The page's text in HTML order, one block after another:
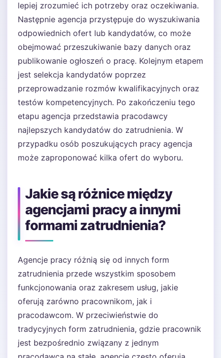
lepiej zrozumieć ich potrzeby oraz oczekiwania.
Następnie agencja przystępuje do wyszukiwania
odpowiednich ofert lub kandydatów, co może
obejmować przeszukiwanie bazy danych oraz
publikowanie ogłoszeń o pracę. Kolejnym etapem
jest selekcja kandydatów poprzez
przeprowadzanie rozmów kwalifikacyjnych oraz
testów kompetencyjnych. Po zakończeniu tego
etapu agencja przedstawia pracodawcy
najlepszych kandydatów do zatrudnienia. W
przypadku osób poszukujących pracy agencja
może zaproponować kilka ofert do wyboru.
Jakie są różnice między
agencjami pracy a innymi
formami zatrudnienia?
Agencje pracy różnią się od innych form
zatrudnienia przede wszystkim sposobem
funkcjonowania oraz zakresem usług, jakie
oferują zarówno pracownikom, jak i
pracodawcom. W przeciwieństwie do
tradycyjnych form zatrudnienia, gdzie pracownik
jest bezpośrednio związany z jednym